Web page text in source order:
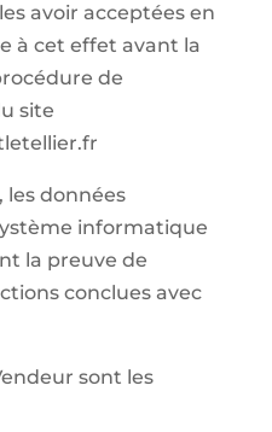
avoir acceptées en
à cet effet avant la
de
site
les données
informatique
la preuve de
conclues avec
sont les